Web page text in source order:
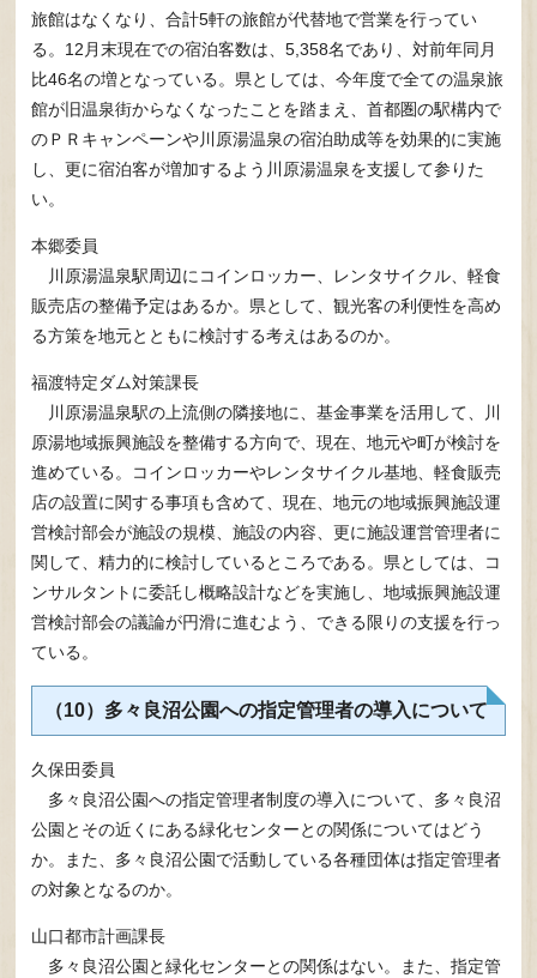
旅館はなくなり、合計5軒の旅館が代替地で営業を行ってい
る。12月末現在での宿泊客数は、5,358名であり、対前年同月
比46名の増となっている。県としては、今年度で全ての温泉旅
館が旧温泉街からなくなったことを踏まえ、首都圏の駅構内で
のＰＲキャンペーンや川原湯温泉の宿泊助成等を効果的に実施
し、更に宿泊客が増加するよう川原湯温泉を支援して参りた
い。
本郷委員
川原湯温泉駅周辺にコインロッカー、レンタサイクル、軽食
販売店の整備予定はあるか。県として、観光客の利便性を高め
る方策を地元とともに検討する考えはあるのか。
福渡特定ダム対策課長
川原湯温泉駅の上流側の隣接地に、基金事業を活用して、川
原湯地域振興施設を整備する方向で、現在、地元や町が検討を
進めている。コインロッカーやレンタサイクル基地、軽食販売
店の設置に関する事項も含めて、現在、地元の地域振興施設運
営検討部会が施設の規模、施設の内容、更に施設運営管理者に
関して、精力的に検討しているところである。県としては、コ
ンサルタントに委託し概略設計などを実施し、地域振興施設運
営検討部会の議論が円滑に進むよう、できる限りの支援を行っ
ている。
（10）多々良沼公園への指定管理者の導入について
久保田委員
多々良沼公園への指定管理者制度の導入について、多々良沼
公園とその近くにある緑化センターとの関係についてはどう
か。また、多々良沼公園で活動している各種団体は指定管理者
の対象となるのか。
山口都市計画課長
多々良沼公園と緑化センターとの関係はない。また、指定管